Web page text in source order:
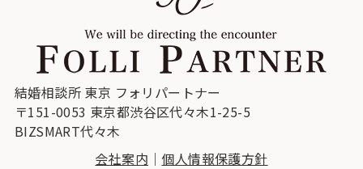
結婚相談所 東京 フォリパートナー
〒151-0053 東京都渋谷区代々木1-25-5
BIZSMART代々木
会社案内 ｜ 個人情報保護方針